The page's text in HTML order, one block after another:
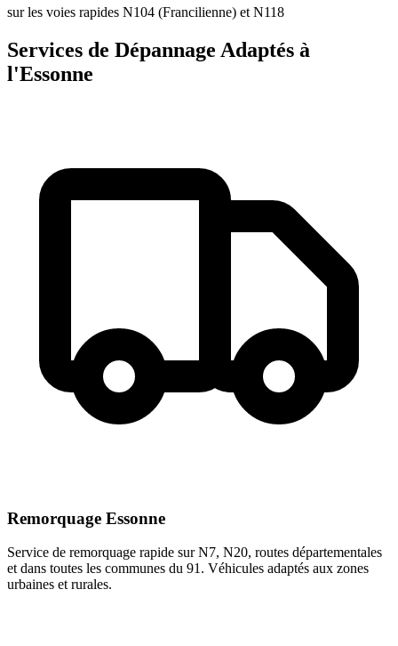
sur les voies rapides N104 (Francilienne) et N118
Services de Dépannage Adaptés à
l'Essonne
Remorquage Essonne
Service de remorquage rapide sur N7, N20, routes départementales
et dans toutes les communes du 91. Véhicules adaptés aux zones
urbaines et rurales.